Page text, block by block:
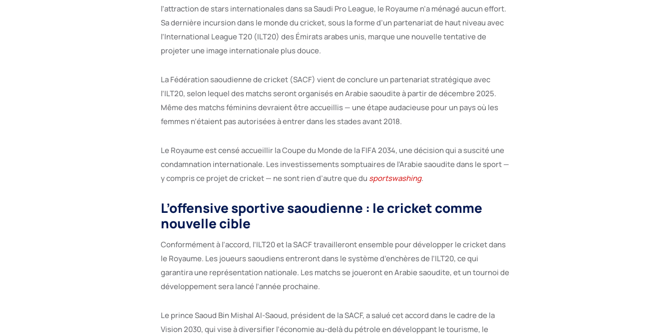
l’attraction de stars internationales dans sa Saudi Pro League, le Royaume n’a ménagé aucun effort.
Sa dernière incursion dans le monde du cricket, sous la forme d’un partenariat de haut niveau avec
l’International League T20 (ILT20) des Émirats arabes unis, marque une nouvelle tentative de
projeter une image internationale plus douce.
La Fédération saoudienne de cricket (SACF) vient de conclure un partenariat stratégique avec
l’ILT20, selon lequel des matchs seront organisés en Arabie saoudite à partir de décembre 2025.
Même des matchs féminins devraient être accueillis — une étape audacieuse pour un pays où les
femmes n’étaient pas autorisées à entrer dans les stades avant 2018.
Le Royaume est censé accueillir la Coupe du Monde de la FIFA 2034, une décision qui a suscité une
condamnation internationale. Les investissements somptuaires de l’Arabie saoudite dans le sport —
y compris ce projet de cricket — ne sont rien d’autre que du sportswashing.
L’offensive sportive saoudienne : le cricket comme
nouvelle cible
Conformément à l’accord, l’ILT20 et la SACF travailleront ensemble pour développer le cricket dans
le Royaume. Les joueurs saoudiens entreront dans le système d’enchères de l’ILT20, ce qui
garantira une représentation nationale. Les matchs se joueront en Arabie saoudite, et un tournoi de
développement sera lancé l’année prochaine.
Le prince Saoud Bin Mishal Al-Saoud, président de la SACF, a salué cet accord dans le cadre de la
Vision 2030, qui vise à diversifier l’économie au-delà du pétrole en développant le tourisme, le